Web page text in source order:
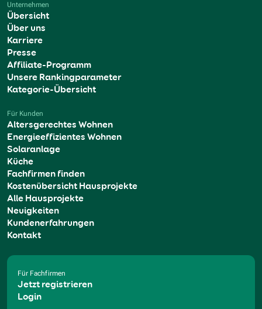
Unternehmen
Übersicht
Über uns
Karriere
Presse
Affiliate-Programm
Unsere Rankingparameter
Kategorie-Übersicht
Für Kunden
Altersgerechtes Wohnen
Energieeffizientes Wohnen
Solaranlage
Küche
Fachfirmen finden
Kostenübersicht Hausprojekte
Alle Hausprojekte
Neuigkeiten
Kundenerfahrungen
Kontakt
Für Fachfirmen
Jetzt registrieren
Login